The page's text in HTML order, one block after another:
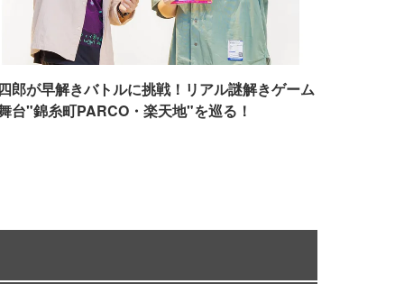
郎が早解きバトルに挑戦！リアル謎解きゲーム
台"錦糸町PARCO・楽天地"を巡る！